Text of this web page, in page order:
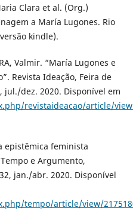
Clara et al. (Org.)
a María Lugones. Rio
kindle).
Valmir. “María Lugones e
Revista Ideação, Feira de
jul./dez. 2020. Disponível em
revistaideacao/article/
epistêmica feminista
e Argumento,
jan./abr. 2020. Disponível
tempo/article/view/